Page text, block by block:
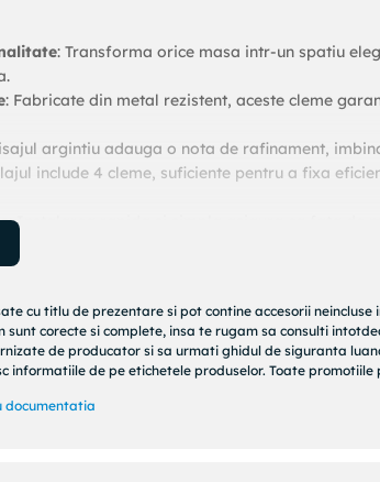
: Transforma orice masa intr-un spatiu
: Fabricate din metal rezistent, aceste cleme
argintiu adauga o nota de rafinament,
include 4 cleme, suficiente pentru a fixa
: Instalarea rapida si simpla asigura ca fata de
pentru diverse dimensiuni de mese, aceste
settingului tau de masa si bucura-te de
Perfecte pentru a pastra ordinea si estetica la
cu titlu de prezentare si pot contine accesorii
sunt corecte si complete, insa te rugam sa consulti
de producator si sa urmati ghidul de siguranta
informatiile de pe etichetele produselor. Toate
documentatia